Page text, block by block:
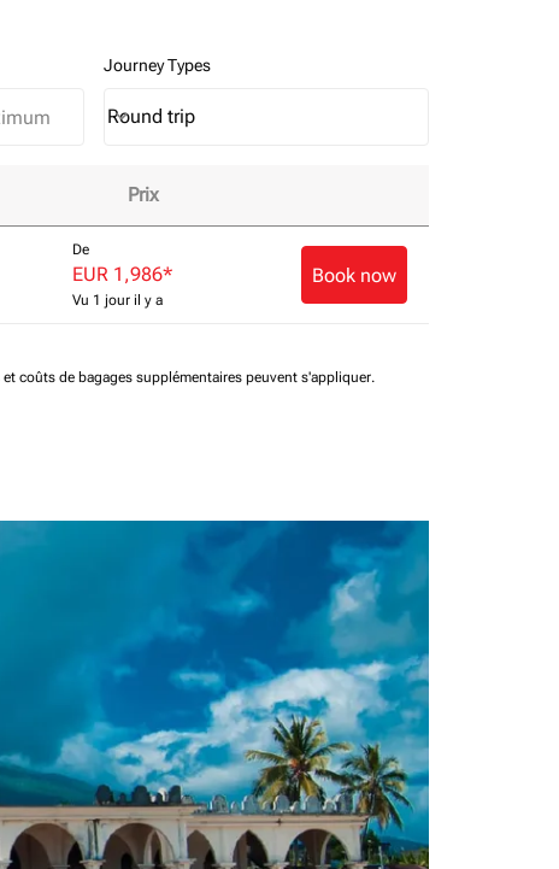
Journey Types
Journey Types option Round trip Selected
Round trip
keyboard_arrow_down
Prix
De
EUR 1,986*
Vu 1 jour il y a
Book now
et coûts de bagages supplémentaires peuvent s'appliquer.